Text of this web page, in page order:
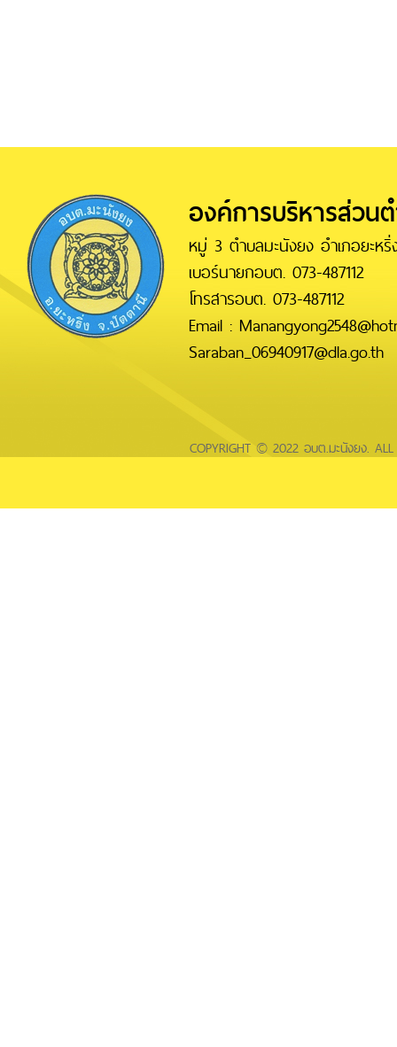
องค์การบริหารส่วน
หมู่ 3 ตำบลมะนังยง อำเภอยะห
เบอร์นายกอบต. 073-487112
โทรสารอบต. 073-487112
Email :
Saraban_06940917@dla.go.th
COPYRIGHT © 2022 อบต.มะนังยง. ALL